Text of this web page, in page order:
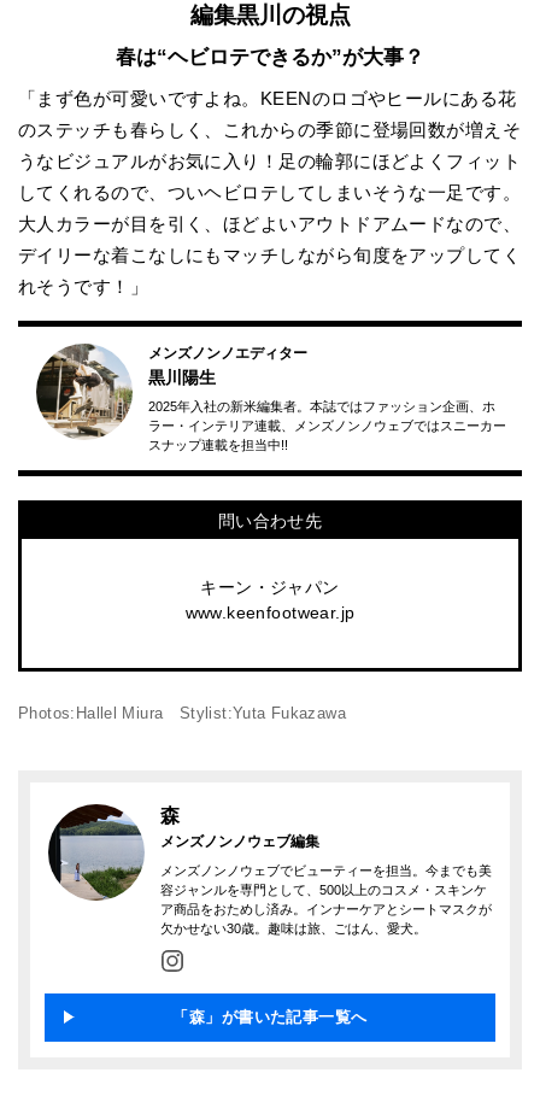
編集黒川の視点
春は“ヘビロテできるか”が大事？
「まず色が可愛いですよね。KEENのロゴやヒールにある花
のステッチも春らしく、これからの季節に登場回数が増えそ
うなビジュアルがお気に入り！足の輪郭にほどよくフィット
してくれるので、ついヘビロテしてしまいそうな一足です。
大人カラーが目を引く、ほどよいアウトドアムードなので、
デイリーな着こなしにもマッチしながら旬度をアップしてく
れそうです！」
メンズノンノエディター
黒川陽生
2025年入社の新米編集者。本誌ではファッション企画、ホ
ラー・インテリア連載、メンズノンノウェブではスニーカー
スナップ連載を担当中!!
問い合わせ先
キーン・ジャパン
www.keenfootwear.jp
Photos:Hallel Miura Stylist:Yuta Fukazawa
森
メンズノンノウェブ編集
メンズノンノウェブでビューティーを担当。今までも美
容ジャンルを専門として、500以上のコスメ・スキンケ
ア商品をおためし済み。インナーケアとシートマスクが
欠かせない30歳。趣味は旅、ごはん、愛犬。
「森」が書いた記事一覧へ